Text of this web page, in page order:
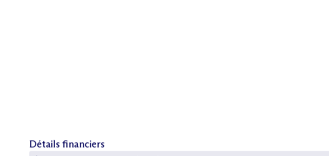
Détails financiers